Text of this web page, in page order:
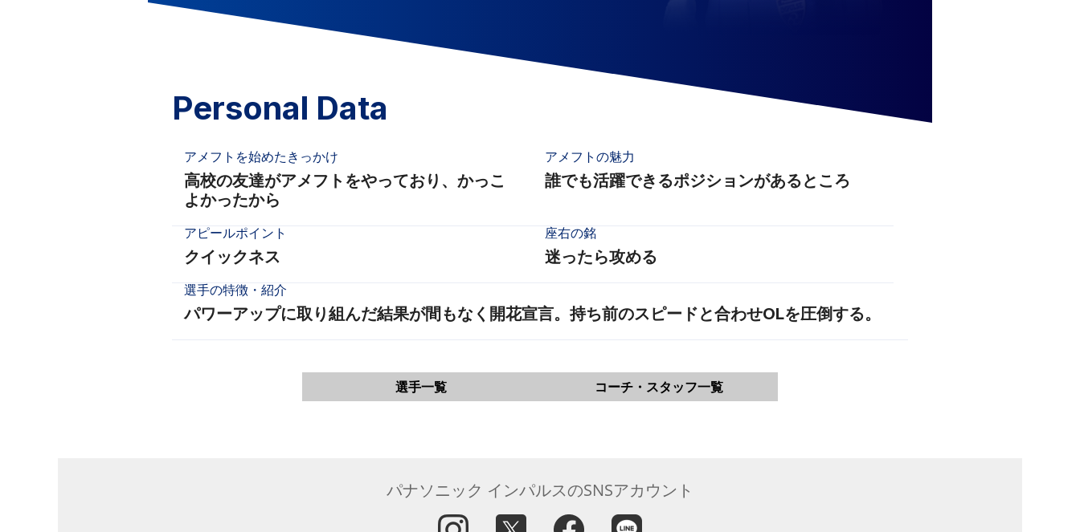
Personal Data
アメフトを始めたきっかけ
高校の友達がアメフトをやっており、かっこ
よかったから
アメフトの魅力
誰でも活躍できるポジションがあるところ
アピールポイント
クイックネス
座右の銘
迷ったら攻める
選手の特徴・紹介
パワーアップに取り組んだ結果が間もなく開花宣言。持ち前のスピードと合わせOLを圧倒する。
選手一覧 コーチ・スタッフ一覧
パナソニック インパルスのSNSアカウント